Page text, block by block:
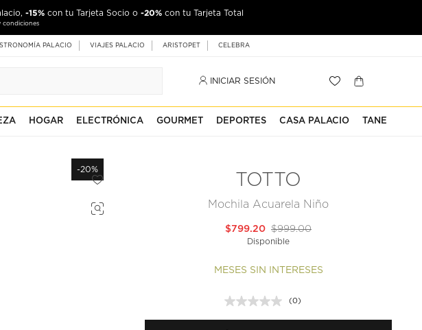
-15% con tu Tarjeta Socio o -20% con tu Tarjeta Total
condiciones
PALACIO VIAJES PALACIO ARISTOPET CELEBRA
INICIAR SESIÓN
HOGAR ELECTRÓNICA GOURMET DEPORTES CASA PALACIO TANE
-20%
TOTTO
Mochila Acuarela Niño
$999.00
$799.20
Disponible
MESES SIN INTERESES
Sin
puntuación.
(0)